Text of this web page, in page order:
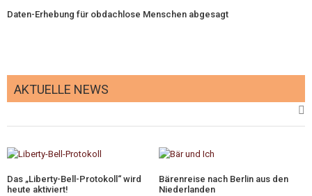
Daten-Erhebung für obdachlose Menschen abgesagt
AKTUELLE NEWS
Das „Liberty-Bell-Protokoll“ wird
heute aktiviert!
Bärenreise nach Berlin aus den
Niederlanden